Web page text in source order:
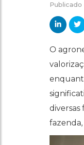
Publicado
O
diversas